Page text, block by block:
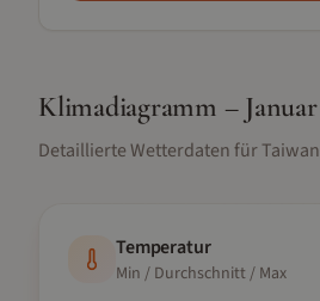
Klimadiagramm – Januar
Detaillierte Wetterdaten fürTaiwan
Temperatur
Min / Durchschnitt / Max